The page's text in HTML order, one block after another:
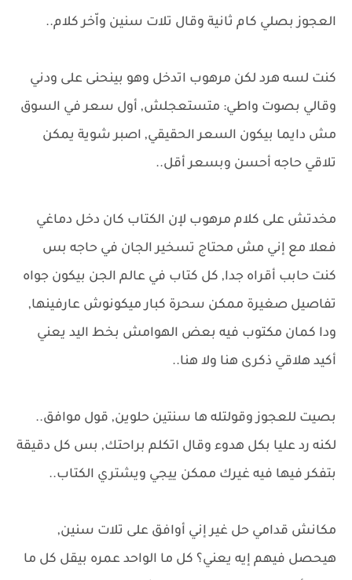
العجوز بصلي كام ثانية وقال تلات سنين واّخر كلام..
كنت لسه هرد لكن مرهوب اتدخل وهو بينحنى على ودني
وقالي بصوت واطي: متستعجلش, أول سعر في السوق
مش دايما بيكون السعر الحقيقي, اصبر شوية يمكن
تلاقي حاجه أحسن وبسعر أقل..
مخدتش على كلام مرهوب لإن الكتاب كان دخل دماغي
فعلا مع إني مش محتاج تسخير الجان في حاجه بس
كنت حابب أقراه جدا, كل كتاب في عالم الجن بيكون جواه
تفاصيل صغيرة ممكن سحرة كبار ميكونوش عارفينها,
ودا كمان مكتوب فيه بعض الهوامش بخط اليد يعني
أكيد هلاقي ذكرى هنا ولا هنا..
بصيت للعجوز وقولتله ها سنتين حلوين, قول موافق..
لكنه رد عليا بكل هدوء وقال اتكلم براحتك, بس كل دقيقة
بتفكر فيها فيه غيرك ممكن ييجي ويشتري الكتاب..
مكانش قدامي حل غير إني أوافق على تلات سنين,
هيحصل فيهم إيه يعني؟ كل ما الواحد عمره بيقل كل ما